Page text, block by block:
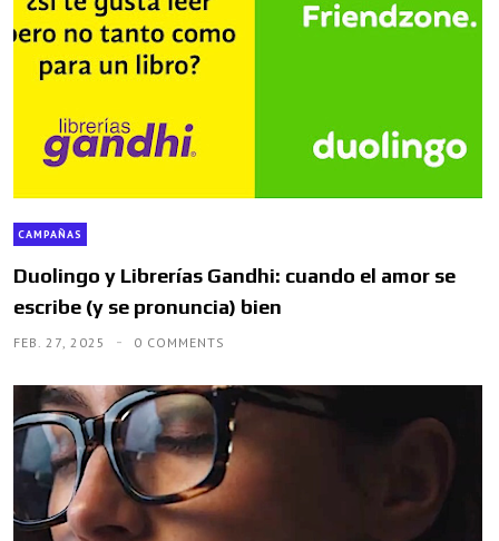
CAMPAÑAS
Duolingo y Librerías Gandhi: cuando el amor se
escribe (y se pronuncia) bien
FEB. 27, 2025 0 COMMENTS